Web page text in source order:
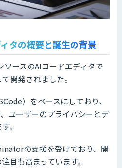
タの概要と誕生の背景
ースのAIコードエディタで
開発されました。
）をベースにしており、
ユーザーのプライバシーとデ
。
の支援を受けており、開
目も高まっています。